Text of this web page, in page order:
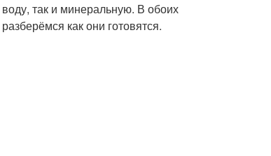
так и минеральную. В обоих
как они готовятся.